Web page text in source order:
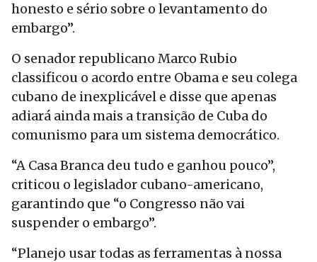
honesto e sério sobre o levantamento do
embargo”.
O senador republicano Marco Rubio
classificou o acordo entre Obama e seu colega
cubano de inexplicável e disse que apenas
adiará ainda mais a transição de Cuba do
comunismo para um sistema democrático.
“A Casa Branca deu tudo e ganhou pouco”,
criticou o legislador cubano-americano,
garantindo que “o Congresso não vai
suspender o embargo”.
“Planejo usar todas as ferramentas à nossa